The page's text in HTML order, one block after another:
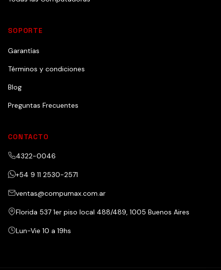
SOPORTE
Garantías
Términos y condiciones
Blog
Preguntas Frecuentes
CONTACTO
4322-0046
+54 9 11 2530-2571
ventas@compumax.com.ar
Florida 537 1er piso local 488/489, 1005 Buenos Aires
Lun-Vie 10 a 19hs